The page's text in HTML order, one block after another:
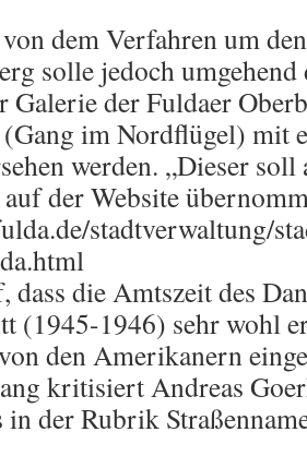
dem Verfahren um
solle jedoch
Galerie der Fuldaer
(Gang im Nordflügel) mit
werden. „Dieser
der Website
stadtverwaltung/
dass die Amtszeit des
(1945-1946) sehr wohl
den Amerikanern
kritisiert Andreas
der Rubrik